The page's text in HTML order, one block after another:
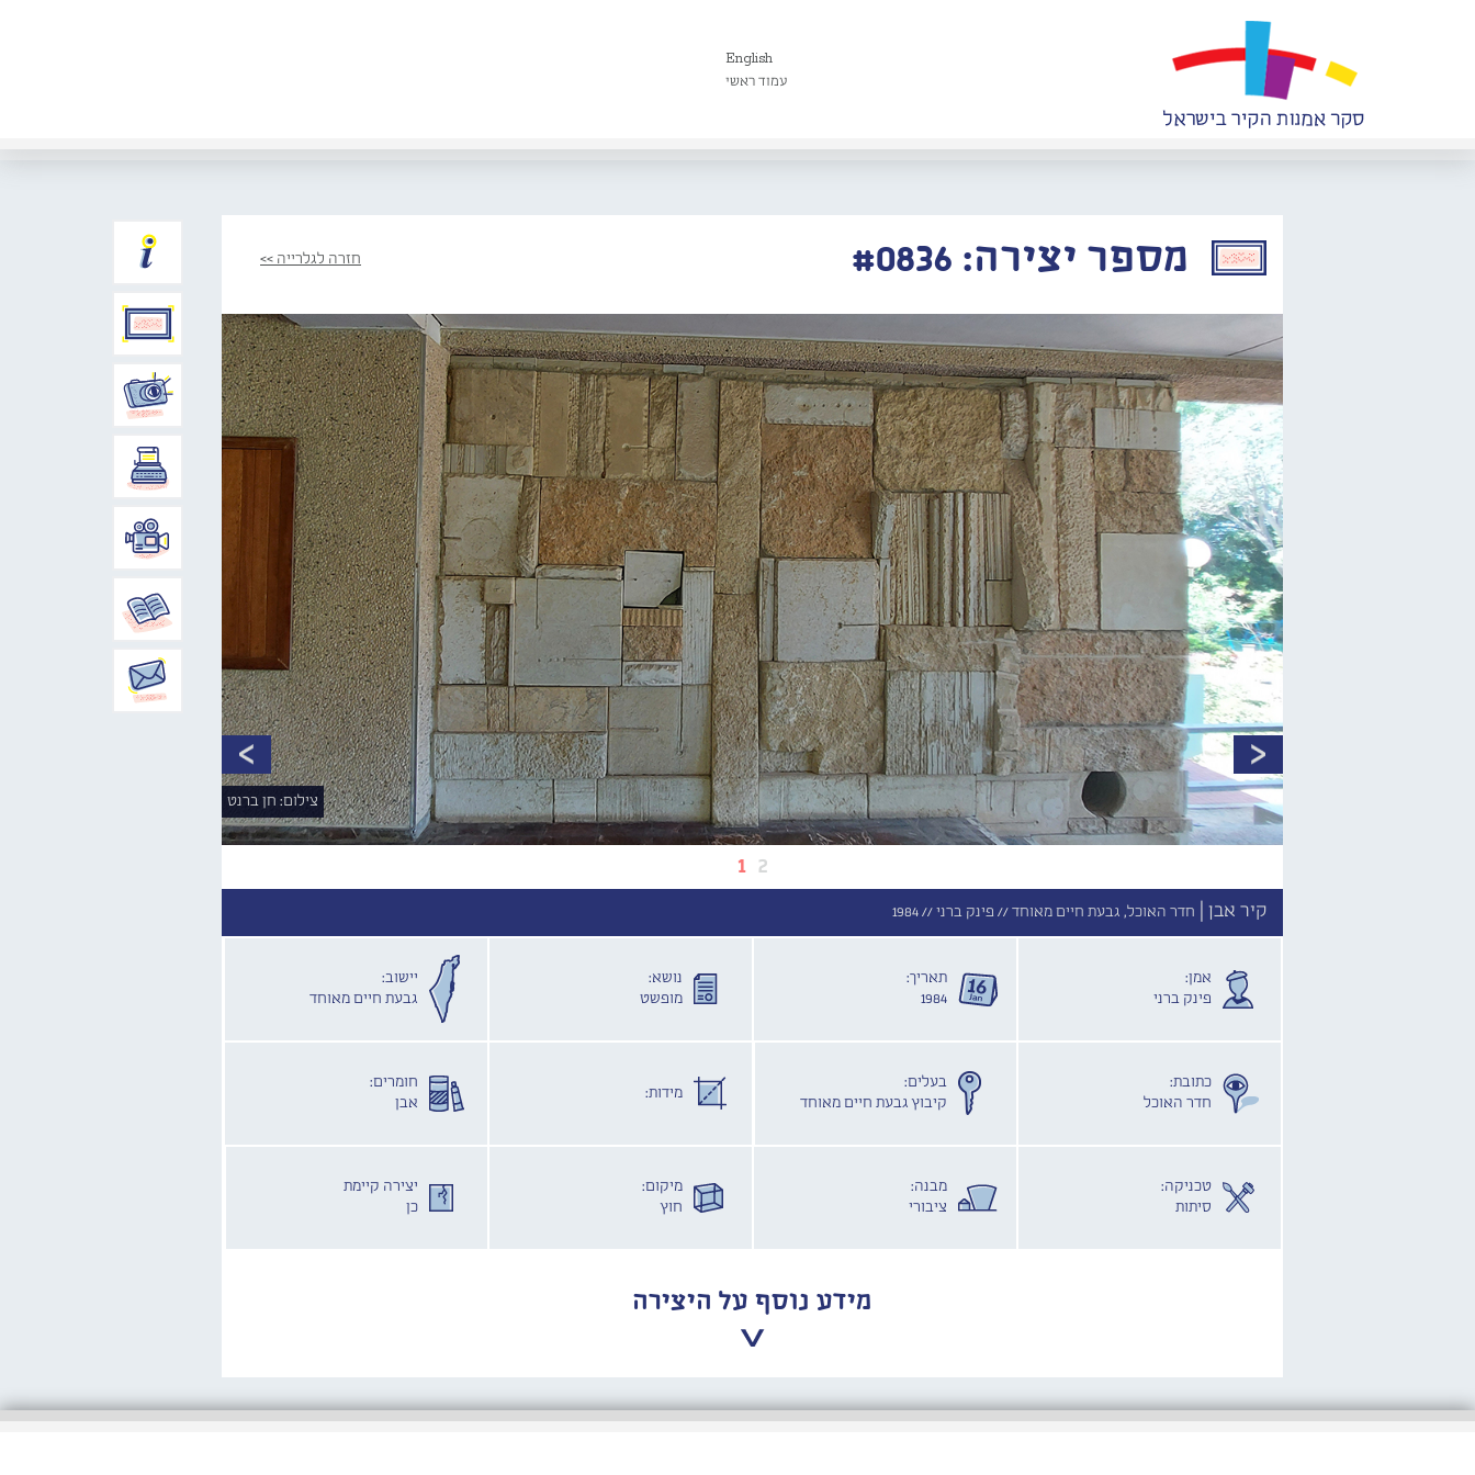
English
עמוד ראשי
מספר יצירה: #0836 חזרה לגלרייה >>
1 2
צילום: חן ברנט
קיר אבן | חדר האוכל, גבעת חיים מאוחד //פינק ברני //1984
אמן:
פינק ברני
תאריך:
1984
נושא:
מופשט
יישוב:
גבעת חיים מאוחד
כתובת:
חדר האוכל
בעלים:
קיבוץ גבעת חיים מאוחד
מידות:
חומרים:
אבן
טכניקה:
סיתות
מבנה:
ציבורי
מיקום:
חוץ
יצירה קיימת
כן
מידע נוסף על היצירה